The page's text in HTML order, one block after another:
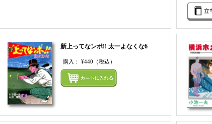
まとめてカートにいれる
新上ってなンボ!! 太一よなくな6
購入： ¥440 （税込）
まとめて